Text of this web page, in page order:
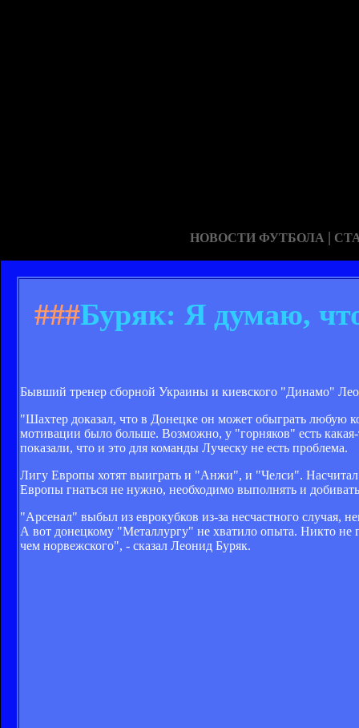
НОВОСТИ ФУТБОЛА |
###Буряк: Я думаю,
Бывший тренер сборной Украины и киевского "Динамо"
"Шахтер доказал, что в Донецке он может обыграть
мотивации было больше. Возможно, у "горняков" есть
показали, что и это для команды Луческу не есть проблема.
Лигу Европы хотят выиграть и "Анжи", и "Челси".
Европы гнаться не нужно, необходимо выполнять и
"Арсенал" выбыл из еврокубков из-за несчастного случая,
А вот донецкому "Металлургу" не хватило опыта. Никто не
чем норвежского", - сказал Леонид Буряк.